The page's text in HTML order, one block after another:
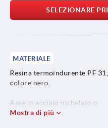
SELEZIONARE
MATERIALE
Resina termoindurente PF 31,
colore nero.
Asse in acciaio nichelato o
acciaio inox 1.4305, non
Mostra di più